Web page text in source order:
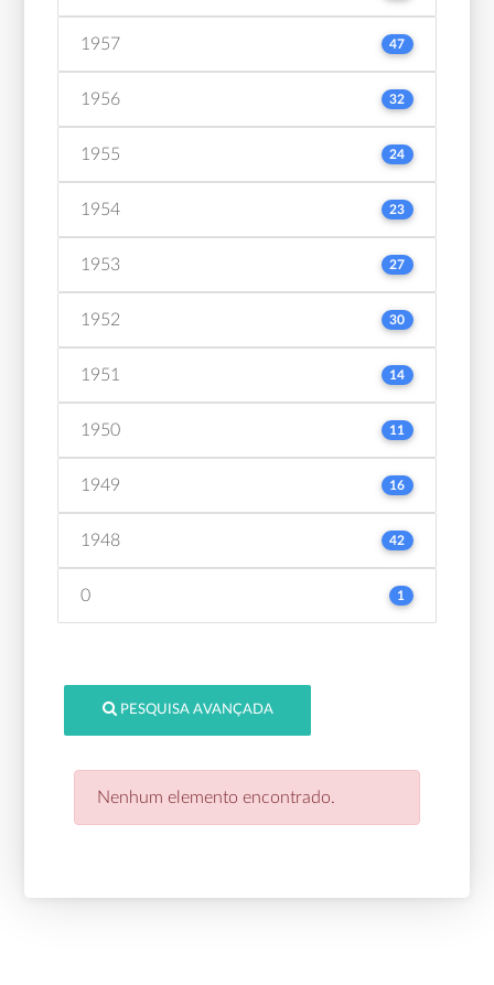
1957 47
1956 32
1955 24
1954 23
1953 27
1952 30
1951 14
1950 11
1949 16
1948 42
0 1
PESQUISA AVANÇADA
Nenhum elemento encontrado.